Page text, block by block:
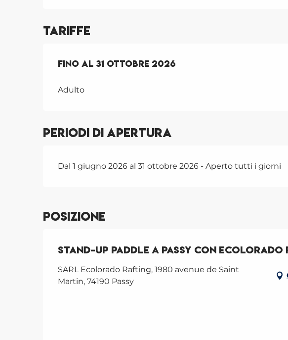
Tariffe
Dal1 giugno 2026 al31 ottobre 2026
Fino al 31 ottobre 2026
Adulto
Periodi di apertura
Dal 1 giugno 2026 al 31 ottobre 2026 - Aperto tutti i giorni
Posizione
Stand-up Paddle a Passy con
SARL Ecolorado Rafting, 1980 avenue de Saint
Martin, 74190 Passy